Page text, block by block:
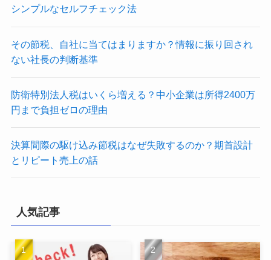
シンプルなセルフチェック法
その節税、自社に当てはまりますか？情報に振り回され
ない社長の判断基準
防衛特別法人税はいくら増える？中小企業は所得2400万
円まで負担ゼロの理由
決算間際の駆け込み節税はなぜ失敗するのか？期首設計
とリピート売上の話
人気記事